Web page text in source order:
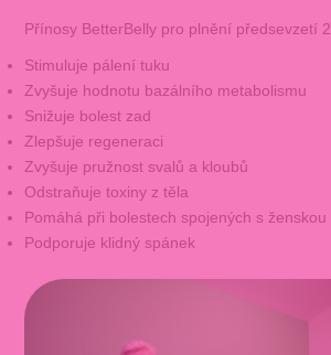
Přínosy BetterBelly pro plnění předsevzetí
Stimuluje pálení tuku
Zvyšuje hodnotu bazálního metabolismu
Snižuje bolest zad
Zlepšuje regeneraci
Zvyšuje pružnost svalů a kloubů
Odstraňuje toxiny z těla
Pomáhá při bolestech spojených s ženskou
Podporuje klidný spánek